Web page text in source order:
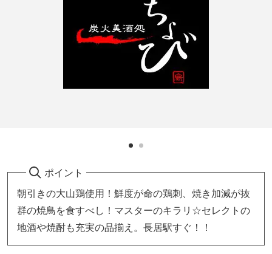
ポイント
朝引きの大山鶏使用！鮮度が命の鶏刺、焼き加減が抜
群の焼鳥を食すべし！マスターのキラリ☆セレクトの
地酒や焼酎も充実の品揃え。長居駅すぐ！！